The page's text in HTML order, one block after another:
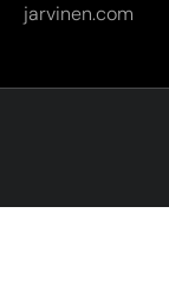
jarvinen.com